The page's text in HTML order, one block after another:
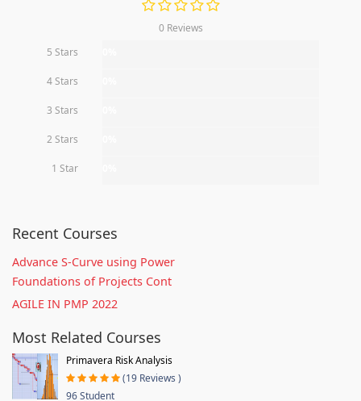
0 Reviews
5 Stars
4 Stars
3 Stars
2 Stars
1 Star
Recent Courses
Advance S-Curve using Power
Foundations of Projects Cont
AGILE IN PMP 2022
Most Related Courses
Primavera Risk Analysis
(19 Reviews )
96 Student